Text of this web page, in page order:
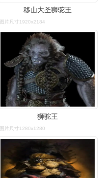
移山大圣狮驼王
图片尺寸1920x2184
狮驼王
图片尺寸1280x1280